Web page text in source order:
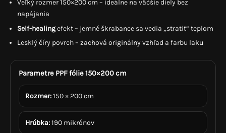
Veľký rozmer 150×200 cm – ideálne na väčšie diely bez
napájania
Self-healingefekt – jemné škrabance sa vedia „stratiť“ teplom
Lesklý číry povrch – zachová originálny vzhľad a farbu laku
Parametre PPF fólie 150×200 cm
Rozmer:150 × 200 cm
Hrúbka:190 mikrónov